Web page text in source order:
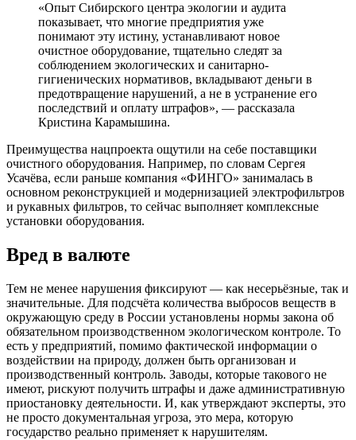
«Опыт Сибирского центра экологии и аудита
показывает, что многие предприятия уже
понимают эту истину, устанавливают новое
очистное оборудование, тщательно следят за
соблюдением экологических и санитарно-
гигиенических нормативов, вкладывают деньги в
предотвращение нарушений, а не в устранение его
последствий и оплату штрафов», — рассказала
Кристина Карамышина.
Преимущества нацпроекта ощутили на себе поставщики
очистного оборудования. Например, по словам Сергея
Усачёва, если раньше компания «ФИНГО» занималась в
основном реконструкцией и модернизацией электрофильтров
и рукавных фильтров, то сейчас выполняет комплексные
установки оборудования.
Вред в валюте
Тем не менее нарушения фиксируют — как несерьёзные, так и
значительные. Для подсчёта количества выбросов веществ в
окружающую среду в России установлены нормы закона об
обязательном производственном экологическом контроле. То
есть у предприятий, помимо фактической информации о
воздействии на природу, должен быть организован и
производственный контроль. Заводы, которые такового не
имеют, рискуют получить штрафы и даже административную
приостановку деятельности. И, как утверждают эксперты, это
не просто документальная угроза, это мера, которую
государство реально применяет к нарушителям.